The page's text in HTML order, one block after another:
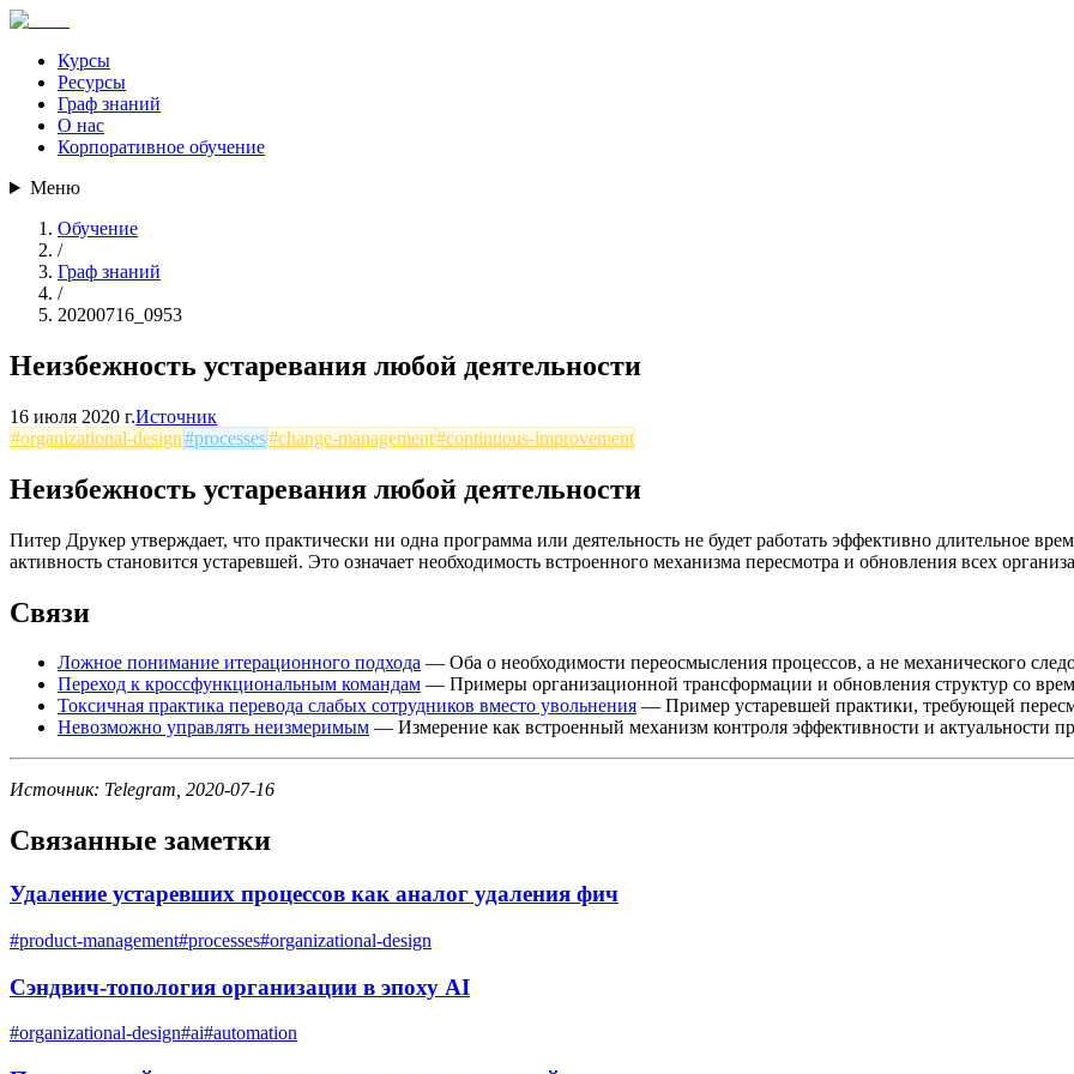
Курсы
Ресурсы
Граф знаний
О нас
Корпоративное обучение
Меню
Обучение
/
Граф знаний
/
20200716_0953
Неизбежность устаревания любой деятельности
16 июля 2020 г.Источник
#organizational-design#processes#change-management#continuous-improvement
Неизбежность устаревания любой деятельности
Питер Друкер утверждает, что практически ни одна программа или деятельность не будет работать эффективно длительное
активность становится устаревшей. Это означает необходимость встроенного механизма пересмотра и обновления всех
Связи
Ложное понимание итерационного подхода — Оба о необходимости переосмысления процессов, а не механического
Переход к кроссфункциональным командам — Примеры организационной трансформации и обновления структур со
Токсичная практика перевода слабых сотрудников вместо увольнения — Пример устаревшей практики, требующей
Невозможно управлять неизмеримым — Измерение как встроенный механизм контроля эффективности и актуальности
Источник: Telegram, 2020-07-16
Связанные заметки
Удаление устаревших процессов как аналог удаления фич
#product-management#processes#organizational-design
Сэндвич-топология организации в эпоху AI
#organizational-design#ai#automation